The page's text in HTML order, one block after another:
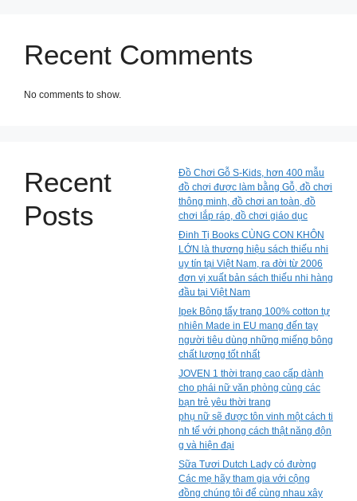
Recent Comments
No comments to show.
Recent
Posts
Đồ Chơi Gỗ S-Kids, hơn 400 mẫu
đồ chơi được làm bằng Gỗ, đồ chơi
thông minh, đồ chơi an toàn, đồ
chơi lắp ráp, đồ chơi giáo dục
Đinh Tị Books CÙNG CON KHÔN
LỚN là thương hiệu sách thiếu nhi
uy tín tại Việt Nam, ra đời từ 2006
đơn vị xuất bản sách thiếu nhi hàng
đầu tại Việt Nam
Ipek Bông tẩy trang 100% cotton tự
nhiên Made in EU mang đến tay
người tiêu dùng những miếng bông
chất lượng tốt nhất
JOVEN 1 thời trang cao cấp dành
cho phái nữ văn phòng cùng các
bạn trẻ yêu thời trang
phụ nữ sẽ được tôn vinh một cách ti
nh tế với phong cách thật năng độn
g và hiện đại
Sữa Tươi Dutch Lady có đường
Các mẹ hãy tham gia với cộng
đồng chúng tôi để cùng nhau xây